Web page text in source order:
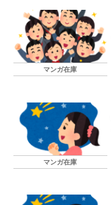
マンガ在庫
マンガ在庫